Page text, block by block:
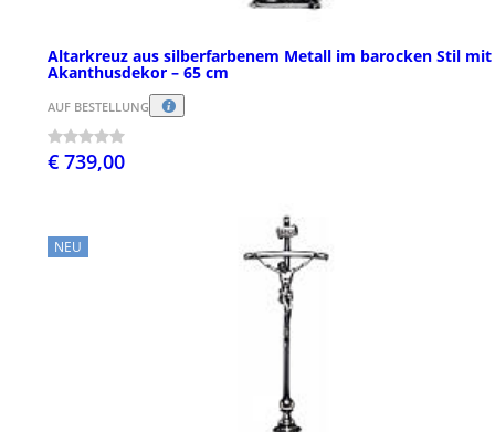
Altarkreuz aus silberfarbenem Metall im barocken Stil mit
Akanthusdekor – 65 cm
AUF BESTELLUNG
€ 739,00
NEU